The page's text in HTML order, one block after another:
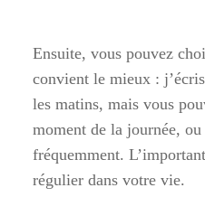
Ensuite, vous pouvez
convient le mieux :
les matins, mais vous
moment de la journée,
fréquemment.
régulier dans votre vie.